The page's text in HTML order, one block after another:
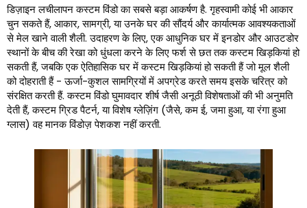
डिज़ाइन लचीलापन कस्टम विंडो का सबसे बड़ा आकर्षण है. गृहस्वामी कोई भी आकार
चुन सकते हैं, आकार, सामग्री, या उनके घर की सौंदर्य और कार्यात्मक आवश्यकताओं
से मेल खाने वाली शैली. उदाहरण के लिए, एक आधुनिक घर में इनडोर और आउटडोर
स्थानों के बीच की रेखा को धुंधला करने के लिए फर्श से छत तक कस्टम खिड़कियां हो
सकती हैं, जबकि एक ऐतिहासिक घर में कस्टम खिड़कियां हो सकती हैं जो मूल शैली
को दोहराती हैं - ऊर्जा-कुशल सामग्रियों में अपग्रेड करते समय इसके चरित्र को
संरक्षित करती हैं. कस्टम विंडो घुमावदार शीर्ष जैसी अनूठी विशेषताओं की भी अनुमति
देती हैं, कस्टम ग्रिड पैटर्न, या विशेष ग्लेज़िंग (जैसे, कम ई, जमा हुआ, या रंगा हुआ
ग्लास) वह मानक विंडोज़ पेशकश नहीं करती.